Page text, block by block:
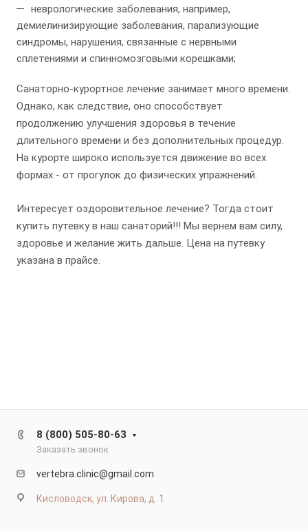
неврологические заболевания, например,
демиелинизирующие заболевания, парализующие
синдромы, нарушения, связанные с нервными
сплетениями и спинномозговыми корешками;
Санаторно-курортное лечение занимает много времени.
Однако, как следствие, оно способствует
продолжению улучшения здоровья в течение
длительного времени и без дополнительных процедур.
На курорте широко используется движение во всех
формах - от прогулок до физических упражнений.
Интересует оздоровительное лечение? Тогда стоит
купить путевку в наш санаторий!!! Мы вернем вам силу,
здоровье и желание жить дальше. Цена на путевку
указана в прайсе.
8 (800) 505-80-63
Заказать звонок
vertebra.clinic@gmail.com
Кисловодск, ул. Кирова, д. 1